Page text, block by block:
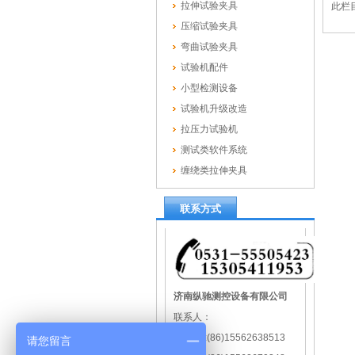
拉伸试验夹具
压缩试验夹具
弯曲试验夹具
试验机配件
小型检测设备
试验机升级改造
拉压力试验机
测试类软件系统
缠绕类拉伸夹具
联系方式
济南纵驰测控设备有限公司
联系人：
孙经理 :(86)15562638513
此栏
请您留言